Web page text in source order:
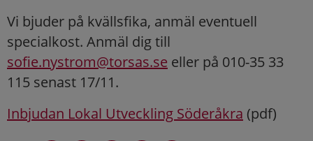
Vi bjuder på kvällsfika, anmäl eventuell
specialkost. Anmäl dig till
sofie.nystrom@torsas.se eller på 010-35 33
115 senast 17/11.
Inbjudan Lokal Utveckling Söderåkra (pdf)